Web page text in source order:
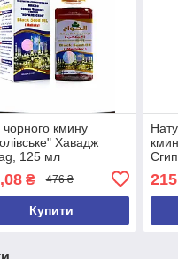
чорного кмину
Хавадж
125 мл
₴ 476 ₴
Купити